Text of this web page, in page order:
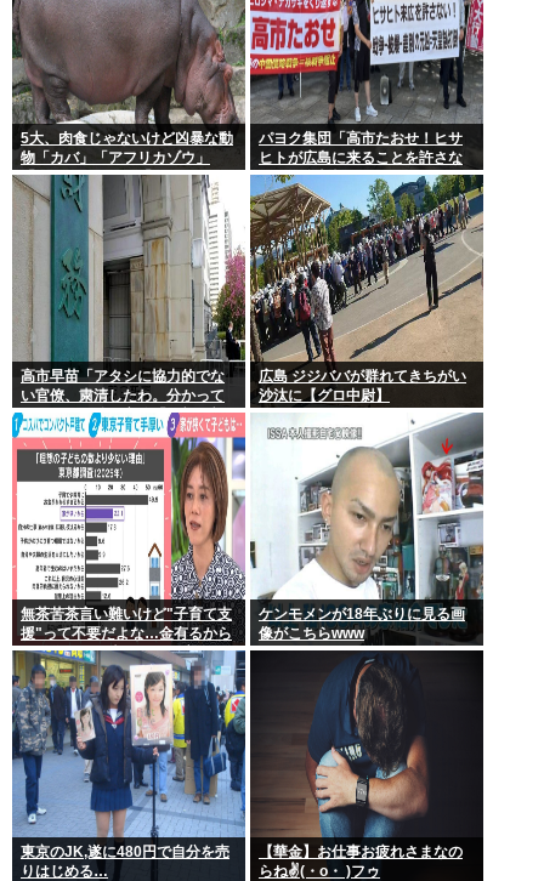
5大、肉食じゃないけど凶暴な動
物「カバ」「アフリカゾウ」
「バッファロー」「コーカサス
オオカブト」
パヨク集団「高市たおせ！ヒサ
ヒトが広島に来ることを許さな
い！天皇制打倒！」
高市早苗「アタシに協力的でな
い官僚、粛清したわ。分かって
るわね？」他の官僚「(ブルブ
ル)」
広島 ジジババが群れてきちがい
沙汰に【グロ中尉】
無茶苦茶言い難いけど"子育て支
援"って不要だよな…金有るから
子供作ってる癖に更に政府から
たんまり金貰う屑だよ
ケンモメンが18年ぶりに見る画
像がこちらwww
東京のJK,遂に480円で自分を売
りはじめる…
【華金】お仕事お疲れさまなの
らね✌(・o・ )フゥ